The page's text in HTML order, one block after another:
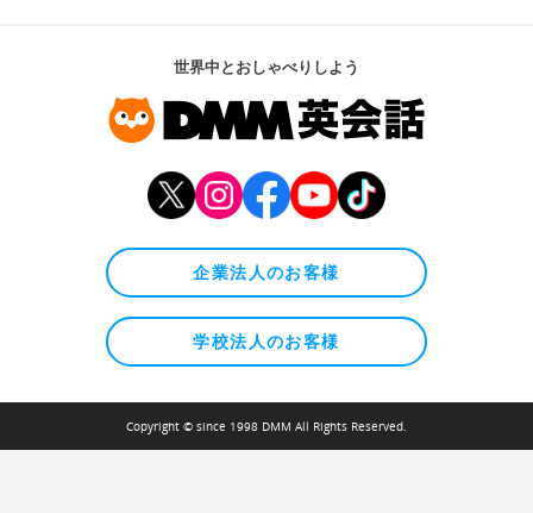
世界中とおしゃべりしよう
企業法人のお客様
学校法人のお客様
Copyright © since 1998 DMM All Rights Reserved.